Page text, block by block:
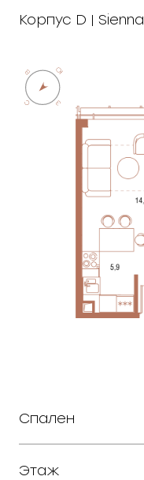
Корпус D | Sienna
Спален
Этаж